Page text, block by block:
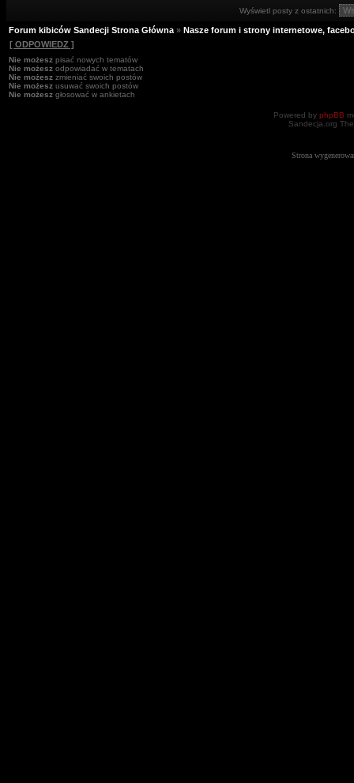
Wyświetl posty z ostatnich:
Forum kibiców Sandecji Strona Główna » Nasze forum i strony internetowe,
[ ODPOWIEDZ ]
Nie możesz pisać nowych tematów
Nie możesz odpowiadać w tematach
Nie możesz zmieniać swoich postów
Nie możesz usuwać swoich postów
Nie możesz głosować w ankietach
Powered by phpBB
Sandecja.org
Strona